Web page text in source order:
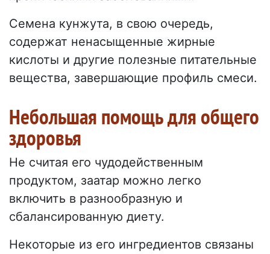
Семена кунжута, в свою очередь,
содержат ненасыщенные жирные
кислоты и другие полезные питательные
вещества, завершающие профиль смеси.
Небольшая помощь для общего
здоровья
Не считая его чудодейственным
продуктом, заатар можно легко
включить в разнообразную и
сбалансированную диету.
Некоторые из его ингредиентов связаны